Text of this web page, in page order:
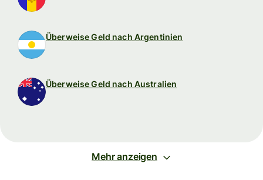
Überweise Geld nach Argentinien
Überweise Geld nach Australien
Mehr anzeigen